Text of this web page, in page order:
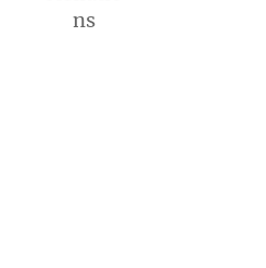
ns